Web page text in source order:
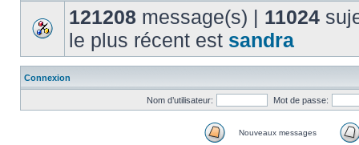
121208 message(s) | 11024
le plus récent est sandra
Connexion
Nom d’utilisateur: Mot de passe:
Nouveaux messages